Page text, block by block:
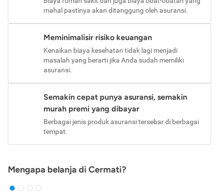
mahal pastinya akan ditanggung oleh asuransi.
Meminimalisir risiko keuangan
Kenaikan biaya kesehatan tidak lagi menjadi
masalah yang berarti jika Anda sudah memiliki
asuransi.
Semakin cepat punya asuransi, semakin
murah premi yang dibayar
Berbagai jenis produk asuransi tersebar di berbagai
tempat.
Mengapa belanja di Cermati?